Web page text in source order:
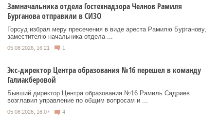
Замначальника отдела Гостехнадзора Челнов Рамиля
Бурганова отправили в СИЗО
Горсуд избрал меру пресечения в виде ареста Рамилю Бурганову,
заместителю начальника отдела ...
05.08.2026, 16:21 1
Экс-директор Центра образования №16 перешел в команду
Галиакберовой
Бывший директор Центра образования №16 Рамиль Садриев
возглавил управление по общим вопросам и ...
05.08.2026, 16:07 4